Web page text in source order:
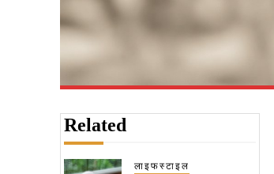
Related
लाइफस्टाइल